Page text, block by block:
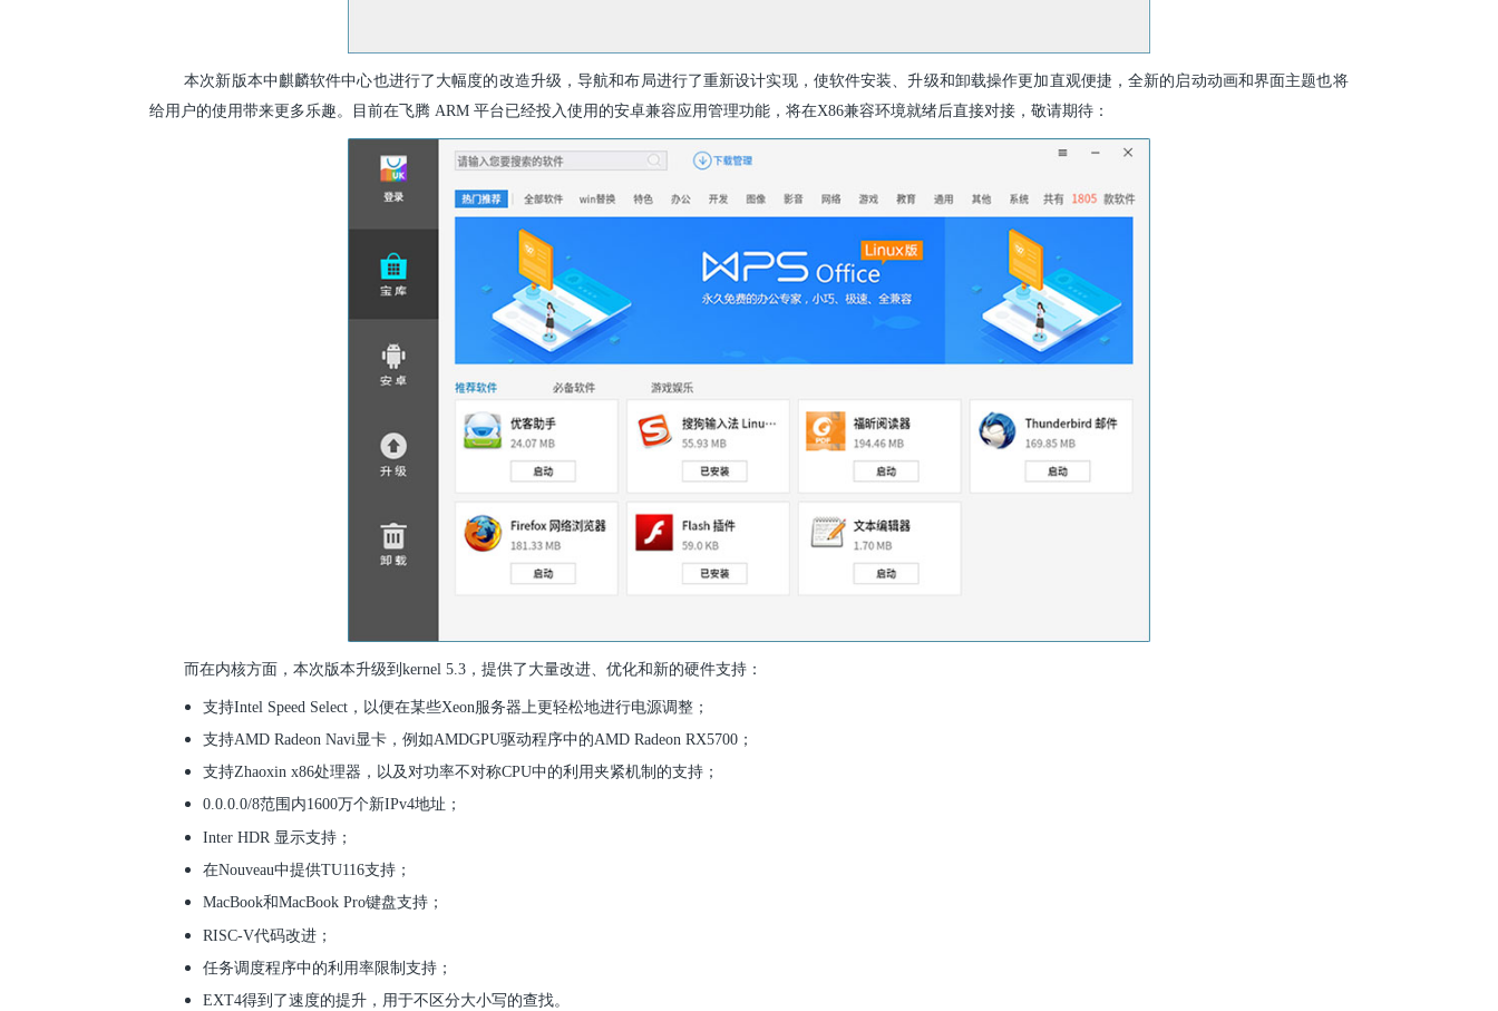
本次新版本中麒麟软件中心也进行了大幅度的改造升级，导航和布局进行了重新设计实现，使软件安装、升级和卸载操作更加直观便捷，全新的启动动画和界面主题也将
给用户的使用带来更多乐趣。目前在飞腾 ARM 平台已经投入使用的安卓兼容应用管理功能，将在X86兼容环境就绪后直接对接，敬请期待：
而在内核方面，本次版本升级到kernel 5.3，提供了大量改进、优化和新的硬件支持：
支持Intel Speed Select，以便在某些Xeon服务器上更轻松地进行电源调整；
支持AMD Radeon Navi显卡，例如AMDGPU驱动程序中的AMD Radeon RX5700；
支持Zhaoxin x86处理器，以及对功率不对称CPU中的利用夹紧机制的支持；
0.0.0.0/8范围内1600万个新IPv4地址；
Inter HDR 显示支持；
在Nouveau中提供TU116支持；
MacBook和MacBook Pro键盘支持；
RISC-V代码改进；
任务调度程序中的利用率限制支持；
EXT4得到了速度的提升，用于不区分大小写的查找。